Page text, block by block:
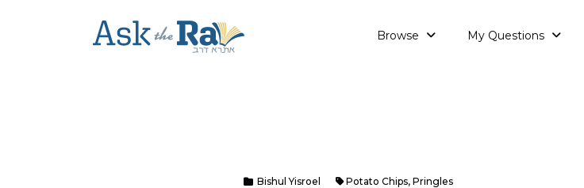
Browse My Questions
Bishul Yisroel Potato Chips, Pringles